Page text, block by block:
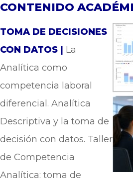
CONTENIDO
TOMA DE DECISIONES
CON DATOS | La
Analítica como
competencia laboral
diferencial. Ana lítica
Descriptiva y la toma de
decisión con datos. Taller
de Competencia
Analítica: toma de